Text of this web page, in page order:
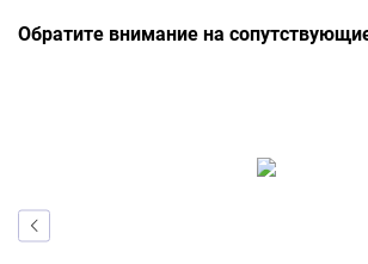
Обратите внимание на